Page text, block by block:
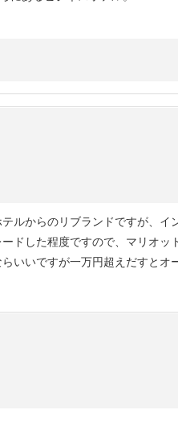
です。
ルからのリブランドですが、イ
ドした程度ですので、マリオッ
いいですが一万円超えだすとオ